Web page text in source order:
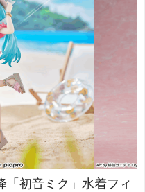
初音ミク」水着フィ